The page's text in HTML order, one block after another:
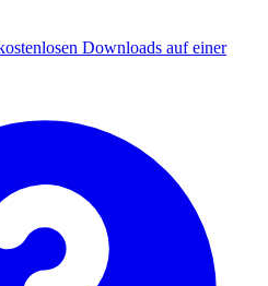
Downloads auf einer